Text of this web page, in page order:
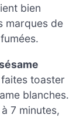
bien
marques de
toaster
blanches.
7 minutes,